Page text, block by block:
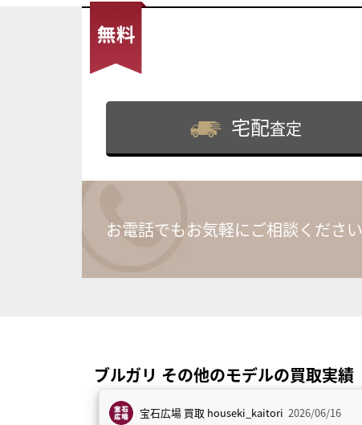
宅配査定
お電話でもお気軽にご相談ください
ブルガリ その他のモデルの買取実績
宝石広場 買取 houseki_kaitori 2026/06/16